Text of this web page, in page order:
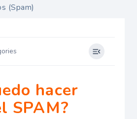
(Spam)
hacer
SPAM?